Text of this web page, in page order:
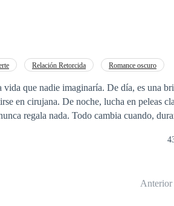
mucho poder.Relación Retorcida Romance oscuro
que nadie imaginaría. De día, es una
en cirujana. De noche, lucha en peleas
regala nada. Todo cambia cuando,
acercarse a ella. Lo que comienza como
más peligroso que el suyo. EntreAnterior